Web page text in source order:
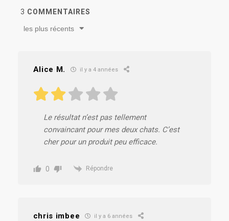
3 COMMENTAIRES
les plus récents
Alice M. il y a 4 années
Le résultat n’est pas tellement
convaincant pour mes deux chats. C’est
cher pour un produit peu efficace.
0 Répondre
chris imbee il y a 6 années